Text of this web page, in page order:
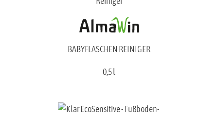
BABYFLASCHEN REINIGER
0,5 l